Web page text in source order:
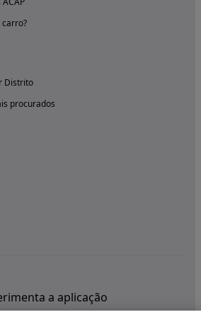
Distrito
procurados
a aplicação